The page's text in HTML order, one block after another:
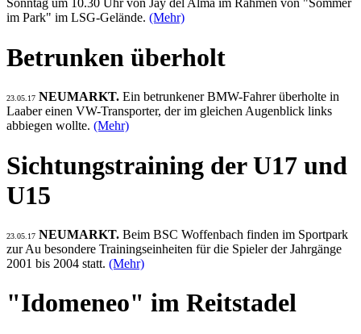
Sonntag um 10.30 Uhr von Jay del Alma im Rahmen von "Sommer
im Park" im LSG-Gelände. (Mehr)
Betrunken überholt
23.05.17 NEUMARKT. Ein betrunkener BMW-Fahrer überholte in
Laaber einen VW-Transporter, der im gleichen Augenblick links
abbiegen wollte. (Mehr)
Sichtungstraining der U17 und
U15
23.05.17 NEUMARKT. Beim BSC Woffenbach finden im Sportpark
zur Au besondere Trainingseinheiten für die Spieler der Jahrgänge
2001 bis 2004 statt. (Mehr)
"Idomeneo" im Reitstadel